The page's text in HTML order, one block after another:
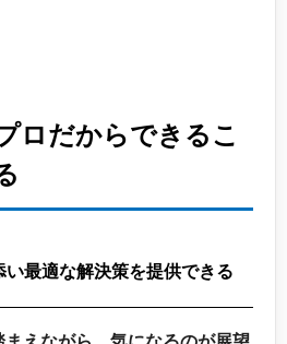
ロだからできるこ
最適な解決策を提供できる